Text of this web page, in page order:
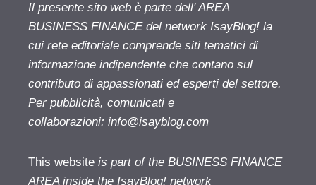
Il presente sito web è parte dell' AREA
BUSINESS FINANCE del network IsayBlog! la
cui rete editoriale comprende siti tematici di
informazione indipendente che contano sul
contributo di appassionati ed esperti del settore.
Per pubblicità, comunicati e
collaborazioni: info@isayblog.com
This website is part of the BUSINESS FINANCE
AREA inside the IsayBlog! network